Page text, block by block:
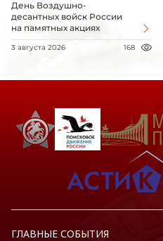
День Воздушно-
десантных войск России
на памятных акциях
3 августа 2026 168
ГЛАВНЫЕ СОБЫТИЯ